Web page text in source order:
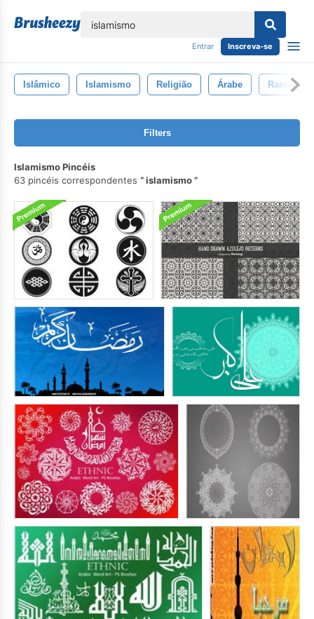
Entrar Inscreva-se
Islâmico Islamismo Religião Árabe Ramadã
Filters
Islamismo Pincéis
63 pincéis correspondentes
islamismo